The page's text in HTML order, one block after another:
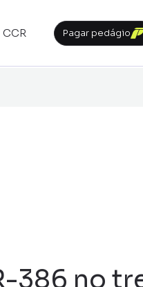
Pagar pedágio
386 no